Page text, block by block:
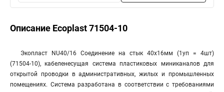
Описание Ecoplast 71504-10
Экопласт NU40/16 Соединение на стык 40х16мм (1уп = 4шт)
(71504-10), кабеленесущая система пластиковых миниканалов для
открытой проводки в административных, жилых и промышленных
помещениях. Система разработана в соответствии с требованиями